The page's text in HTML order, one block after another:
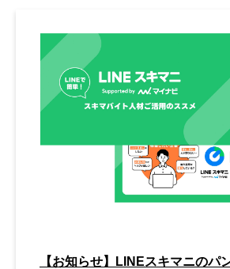
【お知らせ】LINEスキマニのパ